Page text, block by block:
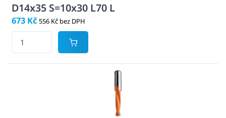
D14x35 S=10x30 L70 L
673 Kč 556 Kč bez DPH